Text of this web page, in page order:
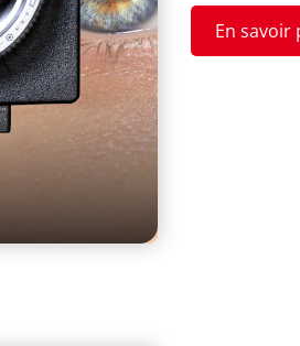
En savoir